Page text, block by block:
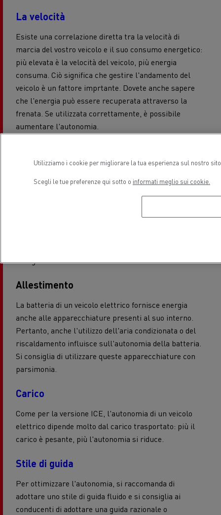
La velocità
Esiste una correlazione diretta tra la velocità di
marcia del vostro veicolo e il suo consumo energetico:
più elevata è la velocità del veicolo, più energia
consuma. Ciò significa che gestire l'andamento del
veicolo è un fattore imprtante. Dovete anche sapere
che l'energia può essere recuperata attraverso la
frenata. Se utilizzata correttamente, è possibile
aumentare l'autonomia.
Anche la tipologia di percorso gioca un ruolo decisivo
nell'autonomia. In salita, il motore richiede più energia
e quindi l'autonomia si riduce. Tuttavia, in fase di
energetico al veicolo.
Allestimento
La batteria di un veicolo elettrico fornisce energia
anche alle apparecchiature presenti al suo interno.
Pertanto, anche l'utilizzo dell'aria condizionata o del
riscaldamento influisce sull'autonomia della batteria.
Si consiglia di utilizzare queste apparecchiature con
parsimonia.
Carico
Come per la versione ICE, l'autonomia di un veicolo
elettrico dipende molto dal carico trasportato: più il
carico è pesante, più l'autonomia si riduce.
Stile di guida
Per ottimizzare l'autonomia, si raccomanda di
adottare uno stile di guida fluido e si consiglia ai
conducenti di adottare una guida razionale o
Utilizziamo i cookie per migliorare la tua esperienza sul nostro
Scegli le tue preferenze qui sotto o informati meglio sui cookie.